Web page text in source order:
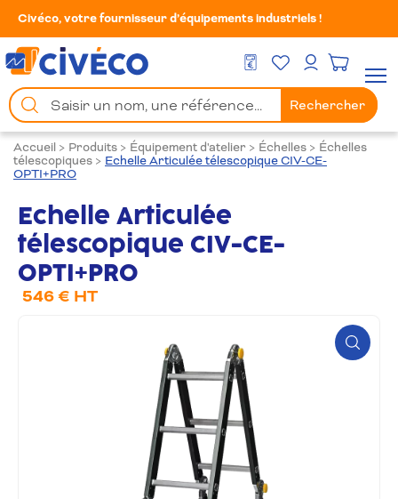
Civéco, votre fournisseur d’équipements industriels !
DEVIS GRATUIT
Mes FavorisMon compte
Chercher
un
produit
Rechercher
Accueil > Produits > Équipement d'atelier > Échelles > Échelles
télescopiques > Echelle Articulée télescopique CIV-CE-
OPTI+PRO
Echelle Articulée
télescopique CIV-CE-
OPTI+PRO
546 € HT
Zoom